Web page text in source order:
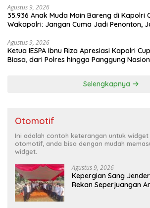
Agustus 9, 2026
35.936 Anak Muda Main Bareng di Kapolri
Wakapolri: Jangan Cuma Jadi Penonton,
Agustus 9, 2026
Ketua IESPA Ibnu Riza Apresiasi Kapolri
Biasa, dari Polres hingga Panggung
Selengkapnya
Otomotif
Ini adalah contoh keterangan untuk
otomotif, anda bisa dengan mudah
widget.
Agustus 9, 2026
Kepergian Sang
Rekan Seperjuangan